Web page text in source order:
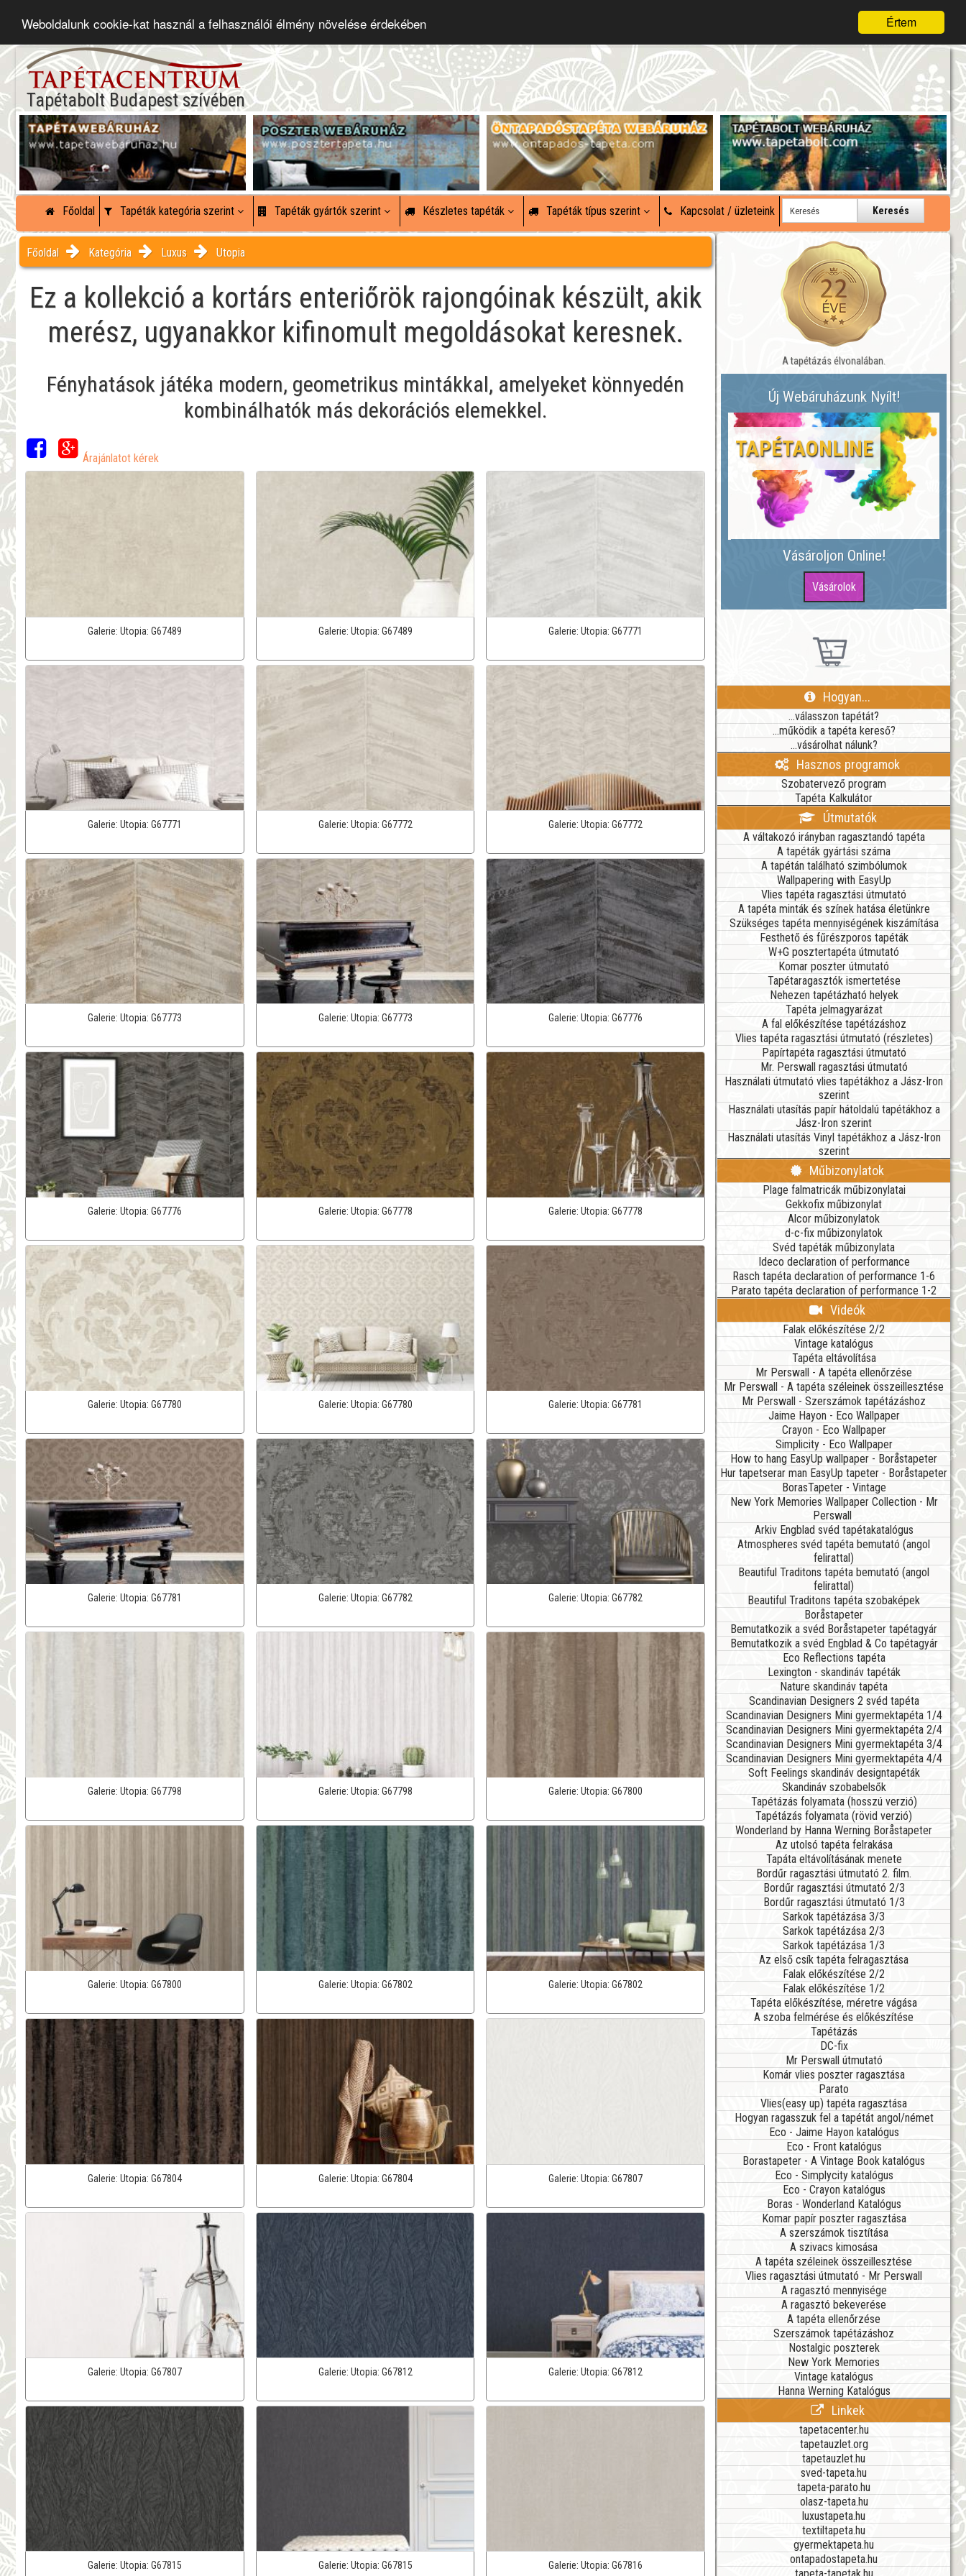
Értem
Weboldalunk cookie-kat használ a felhasználói élmény növelése érdekében
Tapétabolt Budapest szívében
Főoldal Tapéták kategória szerint Tapéták gyártók szerint Készletes tapéták Tapéták típus szerint Kapcsolat / üzleteink Keresés
Főoldal Kategória Luxus Utopia
Ez a kollekció a kortárs enteriőrök rajongóinak készült, akik
merész, ugyanakkor kifinomult megoldásokat keresnek.
Fényhatások játéka modern, geometrikus mintákkal, amelyeket könnyedén
kombinálhatók más dekorációs elemekkel.
Árajánlatot kérek
Galerie: Utopia: G67489 Galerie: Utopia: G67489 Galerie:Utopia:G67771
Galerie: Utopia: G67771 Galerie: Utopia: G67772 Galerie:Utopia:G67772
Galerie: Utopia: G67773 Galerie: Utopia: G67773 Galerie:Utopia:G67776
Galerie: Utopia: G67776 Galerie: Utopia: G67778 Galerie:Utopia:G67778
Galerie: Utopia: G67780 Galerie: Utopia: G67780 Galerie:Utopia:G67781
Galerie: Utopia: G67781 Galerie: Utopia: G67782 Galerie:Utopia:G67782
Galerie: Utopia: G67798 Galerie: Utopia: G67798 Galerie:Utopia:G67800
Galerie: Utopia: G67800 Galerie: Utopia: G67802 Galerie:Utopia:G67802
Galerie: Utopia: G67804 Galerie: Utopia: G67804 Galerie:Utopia:G67807
Galerie: Utopia: G67807 Galerie: Utopia: G67812 Galerie:Utopia:G67812
Galerie: Utopia: G67815 Galerie: Utopia: G67815 Galerie:Utopia:G67816
A tapétázás élvonalában.
Új Webáruházunk Nyílt!
TAPÉTAONLINE
Vásároljon Online!
Hogyan...
...válasszon tapétát?
...működik a tapéta kereső?
...vásárolhat nálunk?
Hasznos programok
Szobatervező program
Tapéta Kalkulátor
Útmutatók
A váltakozó irányban ragasztandó tapéta
A tapéták gyártási száma
A tapétán található szimbólumok
Wallpapering with EasyUp
Vlies tapéta ragasztási útmutató
A tapéta minták és színek hatása életünkre
Szükséges tapéta mennyiségének kiszámítása
Festhető és fűrészporos tapéták
W+G posztertapéta útmutató
Komar poszter útmutató
Tapétaragasztók ismertetése
Nehezen tapétázható helyek
Tapéta jelmagyarázat
A fal előkészítése tapétázáshoz
Vlies tapéta ragasztási útmutató (részletes)
Papírtapéta ragasztási útmutató
Mr. Perswall ragasztási útmutató
Használati útmutató vlies tapétákhoz a Jász-Iron
szerint
Használati utasítás papír hátoldalú tapétákhoz a
Jász-Iron szerint
Használati utasítás Vinyl tapétákhoz a Jász-Iron
szerint
Műbizonylatok
Plage falmatricák műbizonylatai
Gekkofix műbizonylat
Alcor műbizonylatok
d-c-fix műbizonylatok
Svéd tapéták műbizonylata
Ideco declaration of performance
Rasch tapéta declaration of performance 1-6
Parato tapéta declaration of performance 1-2
Videók
Falak előkészítése 2/2
Vintage katalógus
Tapéta eltávolítása
Mr Perswall - A tapéta ellenőrzése
Mr Perswall - A tapéta széleinek összeillesztése
Mr Perswall - Szerszámok tapétázáshoz
Jaime Hayon - Eco Wallpaper
Crayon - Eco Wallpaper
Simplicity - Eco Wallpaper
How to hang EasyUp wallpaper - Boråstapeter
Hur tapetserar man EasyUp tapeter - Boråstapeter
BorasTapeter - Vintage
New York Memories Wallpaper Collection - Mr
Perswall
Arkiv Engblad svéd tapétakatalógus
Atmospheres svéd tapéta bemutató (angol
felirattal)
Beautiful Traditons tapéta bemutató (angol
felirattal)
Beautiful Traditons tapéta szobaképek
Boråstapeter
Bemutatkozik a svéd Boråstapeter tapétagyár
Bemutatkozik a svéd Engblad & Co tapétagyár
Eco Reflections tapéta
Lexington - skandináv tapéták
Nature skandináv tapéta
Scandinavian Designers 2 svéd tapéta
Scandinavian Designers Mini gyermektapéta 1/4
Scandinavian Designers Mini gyermektapéta 2/4
Scandinavian Designers Mini gyermektapéta 3/4
Scandinavian Designers Mini gyermektapéta 4/4
Soft Feelings skandináv designtapéták
Skandináv szobabelsők
Tapétázás folyamata (hosszú verzió)
Tapétázás folyamata (rövid verzió)
Wonderland by Hanna Werning Boråstapeter
Az utolsó tapéta felrakása
Tapáta eltávolításának menete
Bordűr ragasztási útmutató 2. film.
Bordűr ragasztási útmutató 2/3
Bordűr ragasztási útmutató 1/3
Sarkok tapétázása 3/3
Sarkok tapétázása 2/3
Sarkok tapétázása 1/3
Az első csík tapéta felragasztása
Falak előkészítése 2/2
Falak előkészítése 1/2
Tapéta előkészítése, méretre vágása
A szoba felmérése és előkészítése
Tapétázás
DC-fix
Mr Perswall útmutató
Komár vlies poszter ragasztása
Parato
Vlies(easy up) tapéta ragasztása
Hogyan ragasszuk fel a tapétát angol/német
Eco - Jaime Hayon katalógus
Eco - Front katalógus
Borastapeter - A Vintage Book katalógus
Eco - Simplycity katalógus
Eco - Crayon katalógus
Boras - Wonderland Katalógus
Komar papír poszter ragasztása
A szerszámok tisztítása
A szivacs kimosása
A tapéta széleinek összeillesztése
Vlies ragasztási útmutató - Mr Perswall
A ragasztó mennyisége
A ragasztó bekeverése
A tapéta ellenőrzése
Szerszámok tapétázáshoz
Nostalgic poszterek
New York Memories
Vintage katalógus
Hanna Werning Katalógus
Linkek
tapetacenter.hu
tapetauzlet.org
tapetauzlet.hu
sved-tapeta.hu
tapeta-parato.hu
olasz-tapeta.hu
luxustapeta.hu
textiltapeta.hu
gyermektapeta.hu
ontapadostapeta.hu
tapeta-tapetak.hu